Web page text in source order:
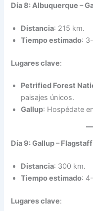
Día 8: Albuquerque –
Distancia: 215 km.
Tiempo estimado:
Lugares clave:
Petrified Forest
paisajes únicos.
Gallup: Hospédate
Día 9: Gallup –
Distancia: 300 km.
Tiempo estimado:
Lugares clave: